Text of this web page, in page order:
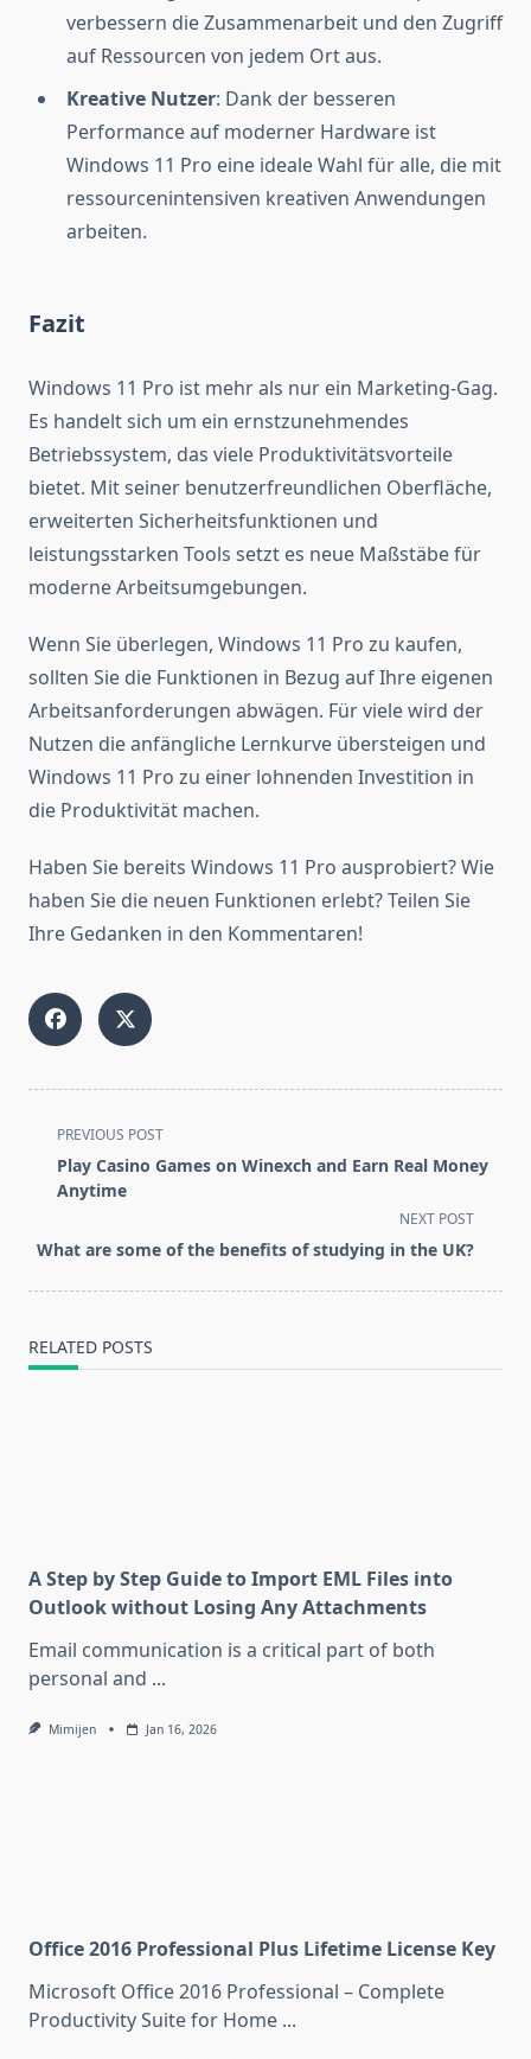
verbessern die Zusammenarbeit und den Zugriff
auf Ressourcen von jedem Ort aus.
Kreative Nutzer: Dank der besseren
Performance auf moderner Hardware ist
Windows 11 Pro eine ideale Wahl für alle, die mit
ressourcenintensiven kreativen Anwendungen
arbeiten.
Fazit
Windows 11 Pro ist mehr als nur ein Marketing-Gag.
Es handelt sich um ein ernstzunehmendes
Betriebssystem, das viele Produktivitätsvorteile
bietet. Mit seiner benutzerfreundlichen Oberfläche,
erweiterten Sicherheitsfunktionen und
leistungsstarken Tools setzt es neue Maßstäbe für
moderne Arbeitsumgebungen.
Wenn Sie überlegen, Windows 11 Pro zu kaufen,
sollten Sie die Funktionen in Bezug auf Ihre eigenen
Arbeitsanforderungen abwägen. Für viele wird der
Nutzen die anfängliche Lernkurve übersteigen und
Windows 11 Pro zu einer lohnenden Investition in
die Produktivität machen.
Haben Sie bereits Windows 11 Pro ausprobiert? Wie
haben Sie die neuen Funktionen erlebt? Teilen Sie
Ihre Gedanken in den Kommentaren!
<span
class="nav-
subtitle
reader-
PREVIOUS POST
Play Casino Games on Winexch and Earn Real Money
Anytime
NEXT POST
What are some of the benefits of studying in the UK?
RELATED POSTS
A Step by Step Guide to Import EML Files into
Outlook without Losing Any Attachments
Email communication is a critical part of both
personal and ...
Mimijen Jan 16, 2026
Office 2016 Professional Plus Lifetime License Key
Microsoft Office 2016 Professional – Complete
Productivity Suite for Home ...